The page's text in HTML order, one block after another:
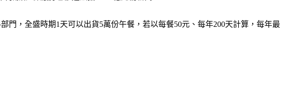
門，全盛時期1天可以出貨5萬份午餐，若以每餐50元、每年200天計算，每年最